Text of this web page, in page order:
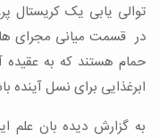
توالی یابی یک کریستال
در قسمت میانی مجرای
حمام هستند که به عقیده
ابرغذایی برای نسل آینده
به گزارش دیده بان علم